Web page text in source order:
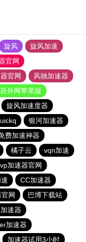
旋风
旋风加速
官网
官网
风驰加速器
外网苹果版
旋风加速度器
银河加速器
费加速神器
橘子云
vqn加速
加速器官网
CC加速器
网
巴博下载站
速器
加速器
加速器试用3小时